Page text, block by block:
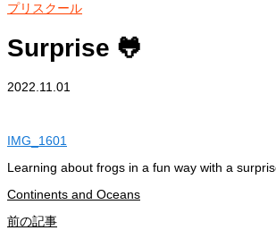
プリスクール
Surprise 🐸
2022.11.01
IMG_1601
Learning about frogs in a fun way with a
Continents and Oceans
前の記事